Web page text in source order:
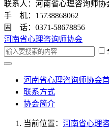
联系人：河南省心理咨询师协
手 机：15738868062
固 话：0371-58678856
河南省心理咨询师协会
河南省心理咨询师协会
联系方式
协会简介
当前位置： 河南省心理